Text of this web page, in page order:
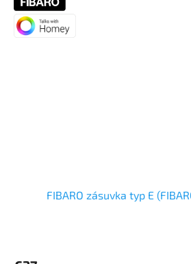
FIBARO zásuvka typ E